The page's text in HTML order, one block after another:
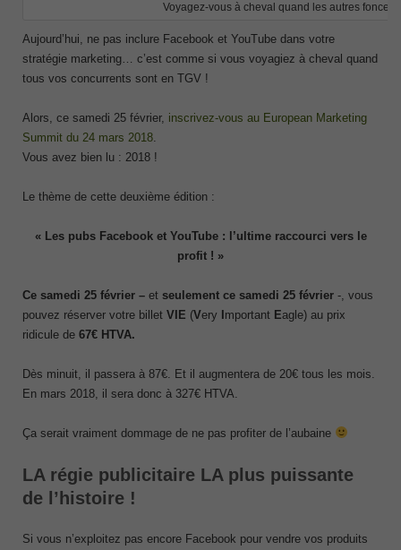
Voyagez-vous à cheval quand les autres foncent
Aujourd’hui, ne pas inclure Facebook et YouTube dans votre
stratégie marketing… c’est comme si vous voyagiez à cheval quand
tous vos concurrents sont en TGV !
Alors, ce samedi 25 février, inscrivez-vous au European Marketing
Summit du 24 mars 2018.
Vous avez bien lu : 2018 !
Le thème de cette deuxième édition :
« Les pubs Facebook et YouTube : l’ultime raccourci vers le
profit ! »
Ce samedi 25 février – et seulement ce samedi 25 février -, vous
pouvez réserver votre billet VIE (Very mportant Eagle) au prix
ridicule de 67€ HTVA.
Dès minuit, il passera à 87€. Et il augmentera de 20€ tous les mois.
En mars 2018, il sera donc à 327€ HTVA.
Ça serait vraiment dommage de ne pas profiter de l’aubaine
LA régie publicitaire LA plus puissante
de l’histoire !
Si vous n’exploitez pas encore Facebook pour vendre vos produits